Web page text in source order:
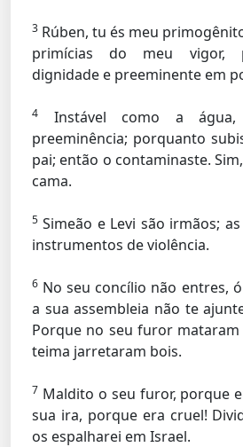
3 Rúben, tu és meu
primícias do meu vigor,
dignidade e preeminente em
4
Instável como a
preeminência; porquanto
pai; então o contaminaste.
cama.
5 Simeão e Levi são irmãos;
instrumentos de violência.
6 No seu concílio não entres,
a sua assembleia não te
Porque no seu furor mataram
teima jarretaram bois.
7 Maldito o seu furor, porque
sua ira, porque era cruel!
os espalharei em Israel.